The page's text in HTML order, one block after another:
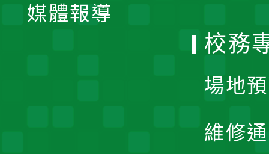
媒體報導
校務
場地
維修